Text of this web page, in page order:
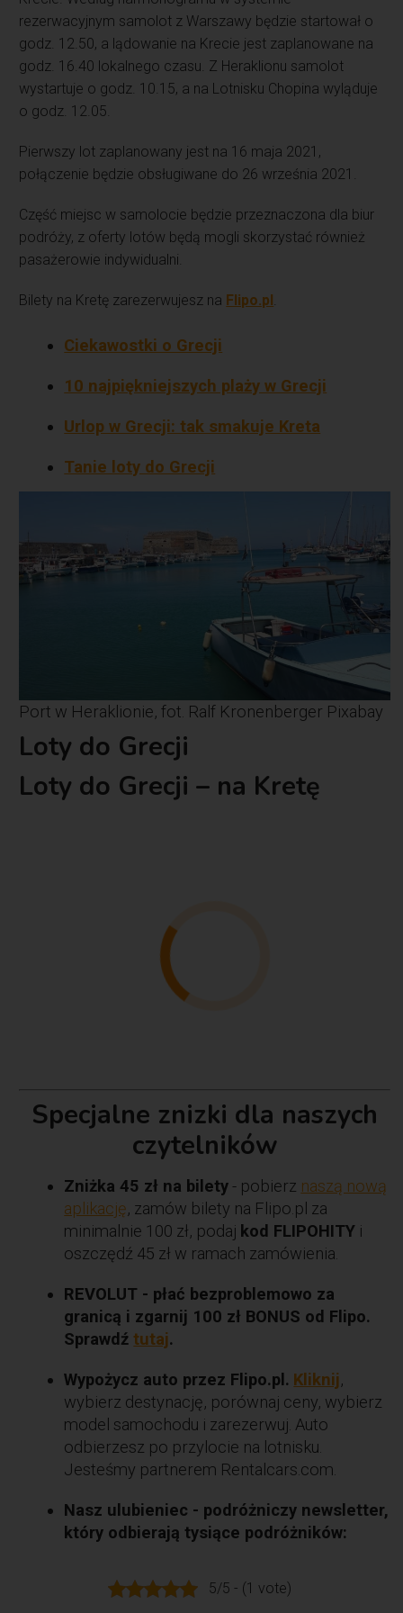
rezerwacyjnym samolot z Warszawy będzie startował o
godz. 12.50, a lądowanie na Krecie jest zaplanowane na
godz. 16.40 lokalnego czasu. Z Heraklionu samolot
wystartuje o godz. 10.15, a na Lotnisku Chopina wyląduje
o godz. 12.05.
Pierwszy lot zaplanowany jest na 16 maja 2021,
połączenie będzie obsługiwane do 26 września 2021.
Część miejsc w samolocie będzie przeznaczona dla biur
podróży, z oferty lotów będą mogli skorzystać również
pasażerowie indywidualni.
Bilety na Kretę zarezerwujesz na Flipo.pl
Ciekawostki o Grecji
10 najpiękniejszych plaży w Grecji
Urlop w Grecji: tak smakuje Kreta
Tanie loty do Grecji
Port w Heraklionie, fot. Ralf Kronenberger Pixabay
Loty do Grecji
Loty do Grecji – na Kretę
Specjalne znizki dla naszych
czytelników
Zniżka 45 zł na bilety - pobierz naszą nową
aplikację, zamów bilety na Flipo.pl za
minimalnie 100 zł, podaj kod FLIPOHITY i
oszczędź 45 zł w ramach zamówienia.
REVOLUT - płać bezproblemowo za
granicą i zgarnij 100 zł BONUS od Flipo.
Sprawdźtutaj.
Wypożycz auto przez Flipo.pl. Kliknij,
wybierz destynację, porównaj ceny, wybierz
model samochodu i zarezerwuj. Auto
odbierzesz po przylocie na lotnisku.
Jesteśmy partnerem Rentalcars.com.
Nasz ulubieniec - podróżniczy newsletter,
który odbierają tysiące podróżników:
5/5 - (1 vote)